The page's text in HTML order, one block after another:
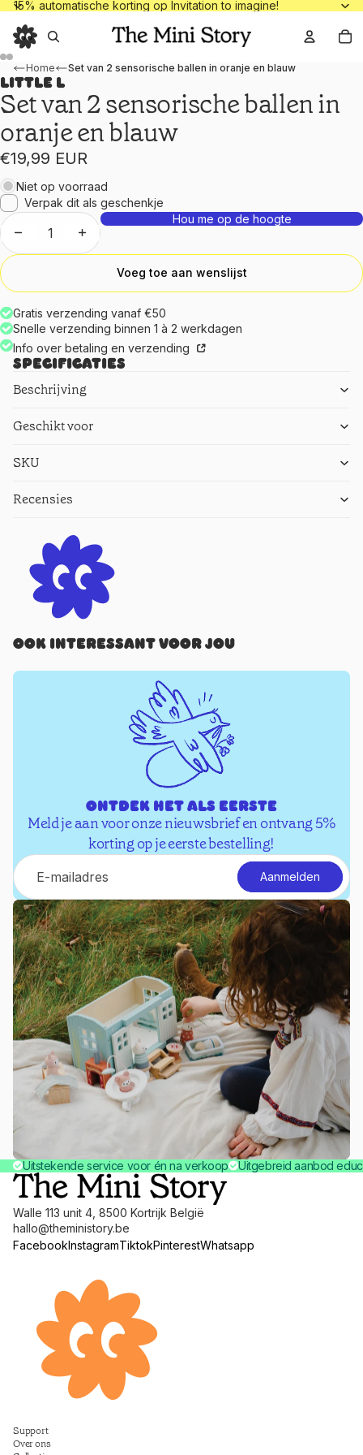
15% automatische korting op Invitation to imagine!
15% automatische korting op Invitation
Home Set van 2 sensorische ballen in oranje en blauw
Little L
Set van 2 sensorische ballen in
oranje en blauw
€19,99 EUR
Niet op voorraad
Verpak dit als geschenkje
Aantal verlagenAantal verhogen
Hou me op de hoogte
Voeg toe aan wenslijst
Gratis verzending vanaf €50
Snelle verzending binnen 1 à 2 werkdagen
Info over betaling en verzending
Specificaties
Beschrijving
Geschikt voor
SKU
Recensies
Ook interessant voor jou
Ontdek het als eerste
Meld je aan voor onze nieuwsbrief en ontvang 5%
korting op je eerste bestelling!
E-mail
Aanmelden
Uitstekende service voor én na verkoop Uitgebreid aanbod
Walle 113 unit 4, 8500 Kortrijk België
hallo@theministory.be
FacebookInstagramTiktokPinterestWhatsapp
Support
Over ons